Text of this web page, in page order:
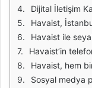
Dijital İletişim
Havaist, İstanbul'da hava ulaşımını kolaylaştırmak amacıyla kurulmuş bir otobüs taşımacılığı
Havaist ile seyahat eden yolcular, herhangi bir sorun veya bilgi ihtiyacı durumunda kolayca
Havaist’in telefon numarası, yolcuların ulaşımını kolaylaştırmak için tasarlanmış bir
Havaist, hem bireysel yolcular hem de gruplar için çeşitli taşıma seçenekleri
Sosyal medya platformları da Havaist ile iletişim kurmanın bir diğer yoludur.